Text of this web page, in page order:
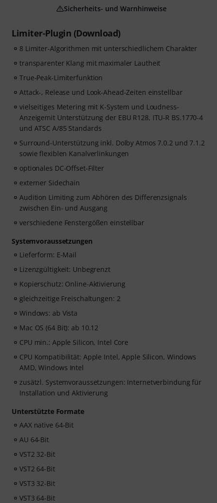
Limiter-Plugin (Download)
8 Limiter-Algorithmen mit unterschiedlichem Charakter
transparenter Klang mit maximaler Lautheit
True-Peak-Limiterfunktion
Attack-, Release und Look-Ahead-Zeiten einstellbar
vielseitiges Metering mit K-System und Loudness-
Anzeigemit Unterstützung der EBU R128, ITU-R BS.1770-4
und ATSC A/85 Standards
Surround-Unterstützung inkl. Dolby Atmos 7.0.2 und 7.1.2
sowie flexiblen Kanalverlinkungen
optionales DC-Offset-Filter
externer Sidechain
Audition Limiting zum Abhören des Differenzsignals
zwischen Ein- und Ausgang
verschiedene Fenstergößen einstellbar
Systemvoraussetzungen
Lieferform: E-Mail
Lizenzgültigkeit: Unbegrenzt
Kopierschutz: Online-Aktivierung
gleichzeitige Freischaltungen: 2
Windows: ab Vista
Mac OS (64 Bit): ab 10.12
CPU min.: Apple Silicon, Intel Core
CPU Kompatibilität: Apple Intel, Apple Silicon, Windows
AMD, Windows Intel
zusätzl. Systemvoraussetzungen: Internetverbindung für
Installation und Aktivierung
Unterstützte Formate
AAX native 64-Bit
AU 64-Bit
VST2 32-Bit
VST2 64-Bit
VST3 32-Bit
VST3 64-Bit
Sicherheits- und Warnhinweise